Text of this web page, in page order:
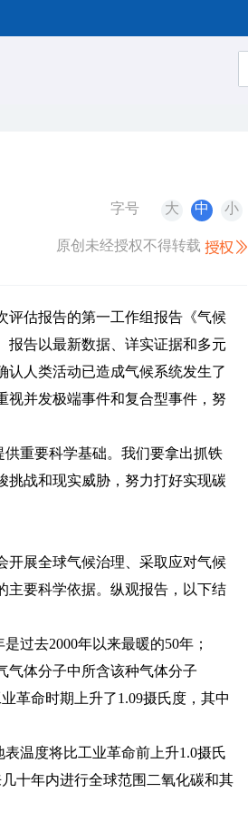
字号 大 中 小
原创未经授权不得转载
评估报告的第一工作组报告《气候
报告以最新数据、详实证据和多元
认人类活动已造成气候系统发生了
视并发极端事件和复合型事件，努
重要科学基础。我们要拿出抓铁
挑战和现实威胁，努力打好实现碳
开展全球气候治理、采取应对气候
主要科学依据。纵观报告，以下结
过去2000年以来最暖的50年；
气体分子中所含该种气体分子
革命时期上升了1.09摄氏度，其中
温度将比工业革命前上升1.0摄氏
十年内进行全球范围二氧化碳和其